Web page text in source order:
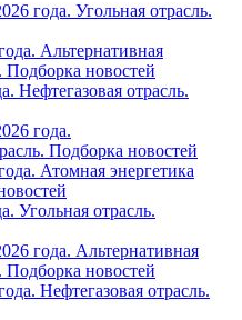
года. Угольная отрасль.
Альтернативная
Подборка новостей
Нефтегазовая отрасль.
года.
Подборка новостей
Атомная энергетика
Угольная отрасль.
года. Альтернативная
Подборка новостей
Нефтегазовая отрасль.